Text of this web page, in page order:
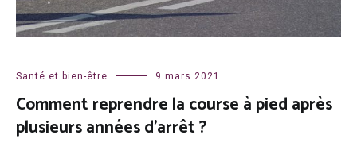
Santé et bien-être 9 mars 2021
Comment reprendre la course à pied après
plusieurs années d’arrêt ?